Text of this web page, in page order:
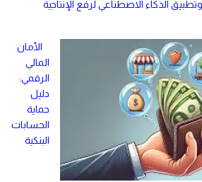
الذكاء الاصطناعي لرفع الإنتاجية
الأمان
المالي
الرقمي:
دليل
حماية
الحسابات
البنكية